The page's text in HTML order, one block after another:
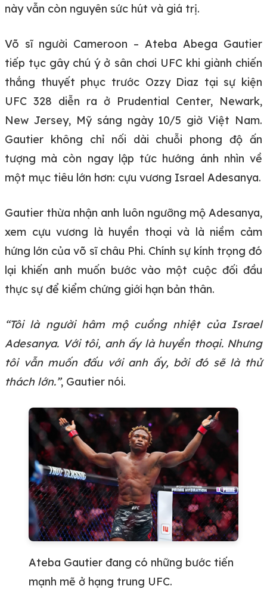
này vẫn còn nguyên sức hút và giá trị.
Võ sĩ người Cameroon – Ateba Abega Gautier
tiếp tục gây chú ý ở sân chơi UFC khi giành chiến
thắng thuyết phục trước Ozzy Diaz tại sự kiện
UFC 328 diễn ra ở Prudential Center, Newark,
New Jersey, Mỹ sáng ngày 10/5 giờ Việt Nam.
Gautier không chỉ nối dài chuỗi phong độ ấn
tượng mà còn ngay lập tức hướng ánh nhìn về
một mục tiêu lớn hơn: cựu vương Israel Adesanya.
Gautier thừa nhận anh luôn ngưỡng mộ Adesanya,
xem cựu vương là huyền thoại và là niềm cảm
hứng lớn của võ sĩ châu Phi. Chính sự kính trọng đó
lại khiến anh muốn bước vào một cuộc đối đầu
thực sự để kiểm chứng giới hạn bản thân.
“Tôi là người hâm mộ cuồng nhiệt của Israel
Adesanya. Với tôi, anh ấy là huyền thoại. Nhưng
tôi vẫn muốn đấu với anh ấy, bởi đó sẽ là thử
thách lớn.”, Gautier nói.
Ateba Gautier đang có những bước tiến
mạnh mẽ ở hạng trung UFC.